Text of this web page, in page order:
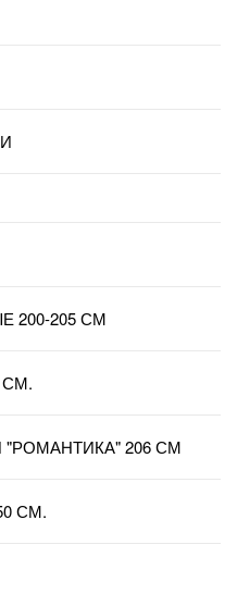
200-205 СМ
СМ.
206 СМ
СМ.